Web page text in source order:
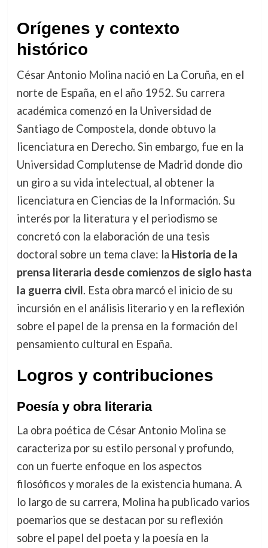
Orígenes y contexto
histórico
César Antonio Molina nació en La Coruña, en el
norte de España, en el año 1952. Su carrera
académica comenzó en la Universidad de
Santiago de Compostela, donde obtuvo la
licenciatura en Derecho. Sin embargo, fue en la
Universidad Complutense de Madrid donde dio
un giro a su vida intelectual, al obtener la
licenciatura en Ciencias de la Información. Su
interés por la literatura y el periodismo se
concretó con la elaboración de una tesis
doctoral sobre un tema clave: la Historia de la
prensa literaria desde comienzos de siglo hasta
la guerra civil. Esta obra marcó el inicio de su
incursión en el análisis literario y en la reflexión
sobre el papel de la prensa en la formación del
pensamiento cultural en España.
Logros y contribuciones
Poesía y obra literaria
La obra poética de César Antonio Molina se
caracteriza por su estilo personal y profundo,
con un fuerte enfoque en los aspectos
filosóficos y morales de la existencia humana. A
lo largo de su carrera, Molina ha publicado varios
poemarios que se destacan por su reflexión
sobre el papel del poeta y la poesía en la